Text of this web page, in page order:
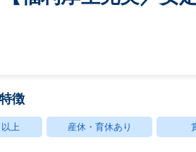
徴
上 産休・育休あり